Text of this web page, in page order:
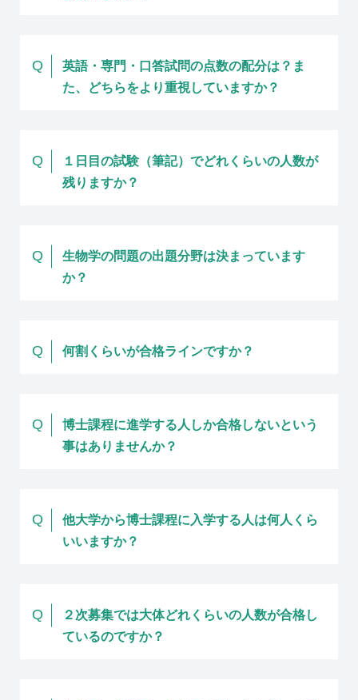
Q
英語・専門・口答試問の点数の配分は？ま
た、どちらをより重視していますか？
Q
１日目の試験（筆記）でどれくらいの人数が
残りますか？
Q
生物学の問題の出題分野は決まっています
か？
Q 何割くらいが合格ラインですか？
Q
博士課程に進学する人しか合格しないという
事はありませんか？
Q
他大学から博士課程に入学する人は何人くら
いいますか？
Q
２次募集では大体どれくらいの人数が合格し
ているのですか？